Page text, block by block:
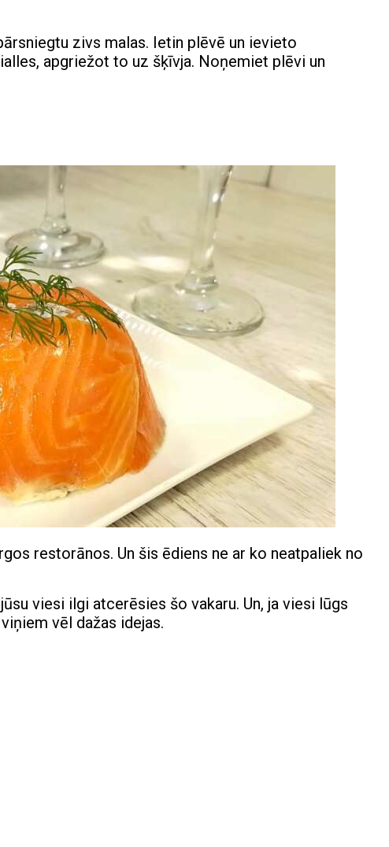
zivs malas. Ietin plēvē un ievieto
apgriežot to uz šķīvja. Noņemiet plēvi un
restorānos. Un šis ēdiens ne ar ko neatpaliek no
viesi ilgi atcerēsies šo vakaru. Un, ja viesi lūgs
vēl dažas idejas.